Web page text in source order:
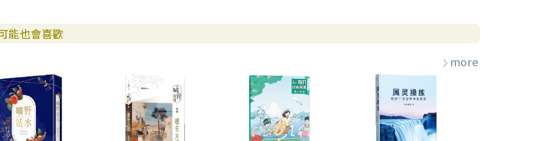
74謙卑是屬神的美德
75從混亂到滿足
78女人的氣質
79立定心志去做
80你很特別
註
能也會喜歡
more